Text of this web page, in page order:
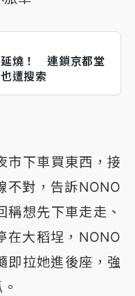
燒！ 連鎖京都堂
也遭搜索
市下車買東西，接
不對，告訴NONO
稱想先下車走走、
在大稻埕，NONO
即拉她進後座，強